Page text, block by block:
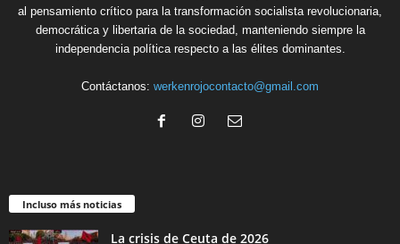
al pensamiento crítico para la transformación socialista revolucionaria,
democrática y libertaria de la sociedad, manteniendo siempre la
independencia política respecto a las élites dominantes.
Contáctanos: werkenrojocontacto@gmail.com
Incluso más noticias
La crisis de Ceuta de 2026